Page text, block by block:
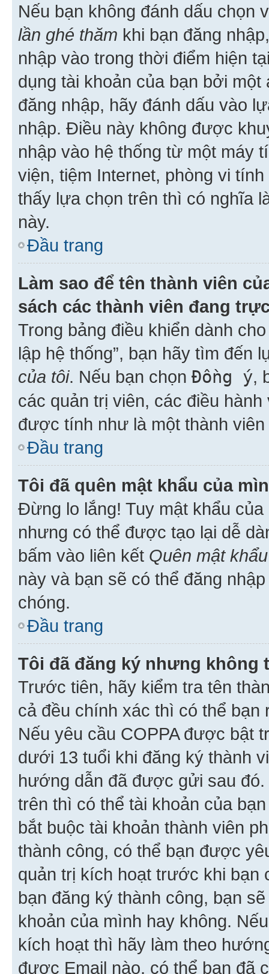
Nếu bạn không đánh dấu chọn
lần ghé thăm khi bạn đăng
nhập vào trong thời điểm hiện
dụng tài khoản của bạn bởi
đăng nhập, hãy đánh dấu vào
nhập. Điều này không được
nhập vào hệ thống từ một máy
viện, tiệm Internet, phòng vi
thấy lựa chọn trên thì có nghĩa
này.
Đầu trang
Làm sao để tên thành viên
sách các thành viên đang
Trong bảng điều khiển dành
lập hệ thống”, bạn hãy tìm đến
của tôi. Nếu bạn chọn Đồng ý,
các quản trị viên, các điều
được tính như là một thành viên
Đầu trang
Tôi đã quên mật khẩu của
Đừng lo lắng! Tuy mật khẩu
nhưng có thể được tạo lại dễ
bấm vào liên kết Quên mật khẩu
này và bạn sẽ có thể đăng
chóng.
Đầu trang
Tôi đã đăng ký nhưng không
Trước tiên, hãy kiểm tra tên
cả đều chính xác thì có thể
Nếu yêu cầu COPPA được bật
dưới 13 tuổi khi đăng ký thành
hướng dẫn đã được gửi sau
trên thì có thể tài khoản của
bắt buộc tài khoản thành viên
thành công, có thể bạn được
quản trị kích hoạt trước khi bạn
bạn đăng ký thành công, bạn
khoản của mình hay không.
kích hoạt thì hãy làm theo
được Email nào, có thể bạn đã